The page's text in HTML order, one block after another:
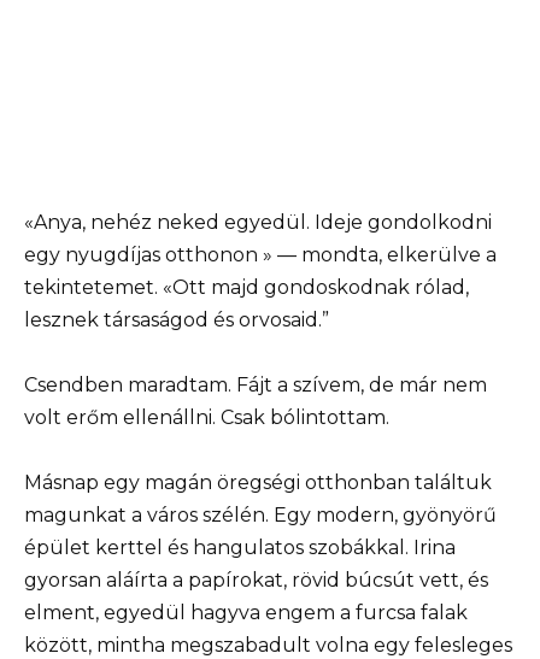
«Anya, nehéz neked egyedül. Ideje gondolkodni
egy nyugdíjas otthonon » — mondta, elkerülve a
tekintetemet. «Ott majd gondoskodnak rólad,
lesznek társaságod és orvosaid.”
Csendben maradtam. Fájt a szívem, de már nem
volt erőm ellenállni. Csak bólintottam.
Másnap egy magán öregségi otthonban találtuk
magunkat a város szélén. Egy modern, gyönyörű
épület kerttel és hangulatos szobákkal. Irina
gyorsan aláírta a papírokat, rövid búcsút vett, és
elment, egyedül hagyva engem a furcsa falak
között, mintha megszabadult volna egy felesleges